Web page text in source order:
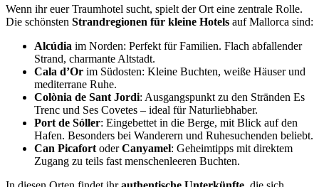
Wenn ihr euer Traumhotel sucht, spielt der Ort eine zentrale Rolle.
Die schönsten Strandregionen für kleine Hotels auf Mallorca sind:
Alcúdia im Norden: Perfekt für Familien. Flach abfallender
Strand, charmante Altstadt.
Cala d’Or im Südosten: Kleine Buchten, weiße Häuser und
mediterrane Ruhe.
Colònia de Sant Jordi: Ausgangspunkt zu den Stränden Es
Trenc und Ses Covetes – ideal für Naturliebhaber.
Port de Sóller: Eingebettet in die Berge, mit Blick auf den
Hafen. Besonders bei Wanderern und Ruhesuchenden beliebt.
Can Picafort oderCanyamel: Geheimtipps mit direktem
Zugang zu teils fast menschenleeren Buchten.